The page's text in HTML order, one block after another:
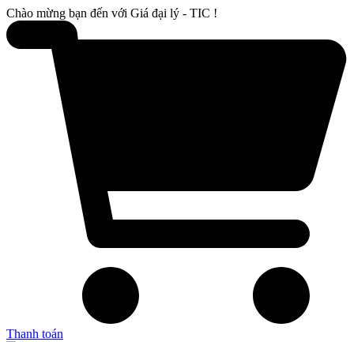
Chào mừng bạn đến với Giá đại lý - TIC !
Thanh toán